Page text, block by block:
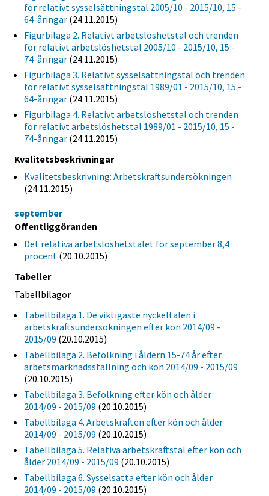
för relativt sysselsättningstal 2005/10 - 2015/10, 15 -
64-åringar (24.11.2015)
Figurbilaga 2. Relativt arbetslöshetstal och trenden
för relativt arbetslöshetstal 2005/10 - 2015/10, 15 -
74-åringar (24.11.2015)
Figurbilaga 3. Relativt sysselsättningstal och trenden
för relativt sysselsättningstal 1989/01 - 2015/10, 15 -
64-åringar (24.11.2015)
Figurbilaga 4. Relativt arbetslöshetstal och trenden
för relativt arbetslöshetstal 1989/01 - 2015/10, 15 -
74-åringar (24.11.2015)
Kvalitetsbeskrivningar
Kvalitetsbeskrivning: Arbetskraftsundersökningen
(24.11.2015)
september
Offentliggöranden
Det relativa arbetslöshetstalet för september 8,4
procent (20.10.2015)
Tabeller
Tabellbilagor
Tabellbilaga 1. De viktigaste nyckeltalen i
arbetskraftsundersökningen efter kön 2014/09 -
2015/09 (20.10.2015)
Tabellbilaga 2. Befolkning i åldern 15-74 år efter
arbetsmarknadsställning och kön 2014/09 - 2015/09
(20.10.2015)
Tabellbilaga 3. Befolkning efter kön och ålder
2014/09 - 2015/09 (20.10.2015)
Tabellbilaga 4. Arbetskraften efter kön och ålder
2014/09 - 2015/09 (20.10.2015)
Tabellbilaga 5. Relativa arbetskraftstal efter kön och
ålder 2014/09 - 2015/09 (20.10.2015)
Tabellbilaga 6. Sysselsatta efter kön och ålder
2014/09 - 2015/09 (20.10.2015)